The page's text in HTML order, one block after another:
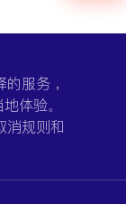
服务，
体验。
消规则和